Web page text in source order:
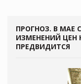
ПРОГНОЗ. В МАЕ
ИЗМЕНЕНИЙ ЦЕН
ПРЕДВИДИТСЯ